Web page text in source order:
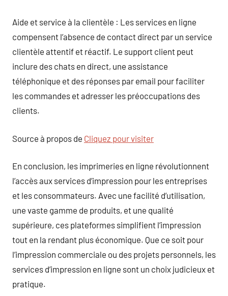
Aide et service à la clientèle : Les services en ligne
compensent l’absence de contact direct par un service
clientèle attentif et réactif. Le support client peut
inclure des chats en direct, une assistance
téléphonique et des réponses par email pour faciliter
les commandes et adresser les préoccupations des
clients.
Source à propos de Cliquez pour visiter
En conclusion, les imprimeries en ligne révolutionnent
l’accès aux services d’impression pour les entreprises
et les consommateurs. Avec une facilité d’utilisation,
une vaste gamme de produits, et une qualité
supérieure, ces plateformes simplifient l’impression
tout en la rendant plus économique. Que ce soit pour
l’impression commerciale ou des projets personnels, les
services d’impression en ligne sont un choix judicieux et
pratique.